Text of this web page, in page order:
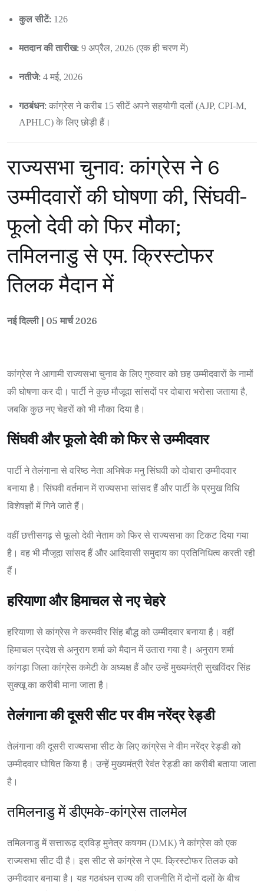
कुल सीटें: 126
मतदान की तारीख: 9 अप्रैल, 2026 (एक ही चरण में)
नतीजे: 4 मई, 2026
गठबंधन: कांग्रेस ने करीब 15 सीटें अपने सहयोगी दलों (AJP, CPI-M,
APHLC) के लिए छोड़ी हैं।
राज्यसभा चुनाव: कांग्रेस ने 6
उम्मीदवारों की घोषणा की, सिंघवी-
फूलो देवी को फिर मौका;
तमिलनाडु से एम. क्रिस्टोफर
तिलक मैदान में
नई दिल्ली | 05 मार्च 2026
कांग्रेस ने आगामी राज्यसभा चुनाव के लिए गुरुवार को छह उम्मीदवारों के नामों
की घोषणा कर दी। पार्टी ने कुछ मौजूदा सांसदों पर दोबारा भरोसा जताया है,
जबकि कुछ नए चेहरों को भी मौका दिया है।
सिंघवी और फूलो देवी को फिर से उम्मीदवार
पार्टी ने तेलंगाना से वरिष्ठ नेता अभिषेक मनु सिंघवी को दोबारा उम्मीदवार
बनाया है। सिंघवी वर्तमान में राज्यसभा सांसद हैं और पार्टी के प्रमुख विधि
विशेषज्ञों में गिने जाते हैं।
वहीं छत्तीसगढ़ से फूलो देवी नेताम को फिर से राज्यसभा का टिकट दिया गया
है। वह भी मौजूदा सांसद हैं और आदिवासी समुदाय का प्रतिनिधित्व करती रही
हैं।
हरियाणा और हिमाचल से नए चेहरे
हरियाणा से कांग्रेस ने करमवीर सिंह बौद्ध को उम्मीदवार बनाया है। वहीं
हिमाचल प्रदेश से अनुराग शर्मा को मैदान में उतारा गया है। अनुराग शर्मा
कांगड़ा जिला कांग्रेस कमेटी के अध्यक्ष हैं और उन्हें मुख्यमंत्री सुखविंदर सिंह
सुक्खू का करीबी माना जाता है।
तेलंगाना की दूसरी सीट पर वीम नरेंद्र रेड्डी
तेलंगाना की दूसरी राज्यसभा सीट के लिए कांग्रेस ने वीम नरेंद्र रेड्डी को
उम्मीदवार घोषित किया है। उन्हें मुख्यमंत्री रेवंत रेड्डी का करीबी बताया जाता
है।
तमिलनाडु में डीएमके-कांग्रेस तालमेल
तमिलनाडु में सत्तारूढ़ द्रविड़ मुनेत्र कषगम (DMK) ने कांग्रेस को एक
राज्यसभा सीट दी है। इस सीट से कांग्रेस ने एम. क्रिस्टोफर तिलक को
उम्मीदवार बनाया है। यह गठबंधन राज्य की राजनीति में दोनों दलों के बीच